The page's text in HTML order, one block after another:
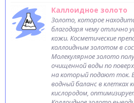
Каллоидное золото
Золото, которое
благодаря чему отлично
кожи. Косметические
коллоидным золотом в
Молекулярное золото
очищенной воды по
на который подают ток.
водный баланс в клетках
кислородом,